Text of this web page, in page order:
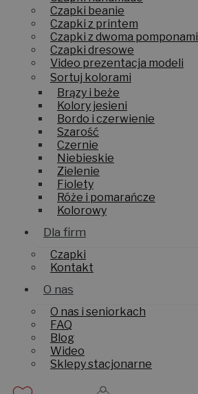
Czapki beanie
Czapki z printem
Czapki z dwoma pomponami
Czapki dresowe
Video prezentacja modeli
Sortuj kolorami
Brązy i beże
Kolory jesieni
Bordo i czerwienie
Szarość
Czernie
Niebieskie
Zielenie
Fiolety
Róże i pomarańcze
Kolorowy
Dla firm
Czapki
Kontakt
O nas
O nas i seniorkach
FAQ
Blog
Wideo
Sklepy stacjonarne